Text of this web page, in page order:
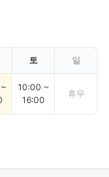
토 일
10:00 ~
16:00
휴무